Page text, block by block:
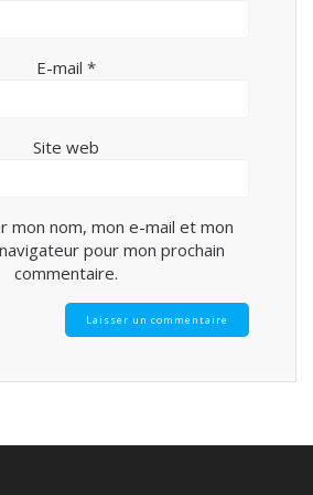
E-mail *
Site web
mon nom, mon e-mail et mon
pour mon prochain
commentaire.